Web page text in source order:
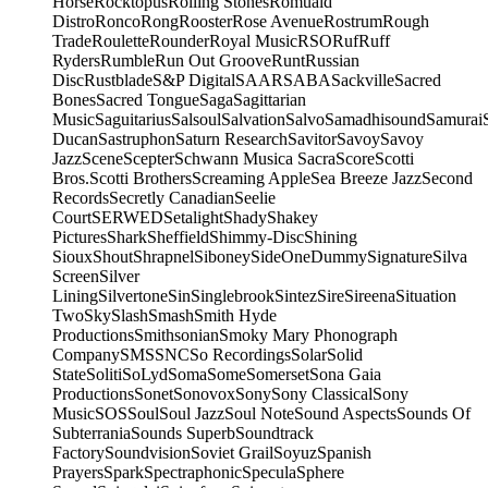
DistroRoncoRongRoosterRose AvenueRostrumRough
TradeRouletteRounderRoyal MusicRSORufRuff
RydersRumbleRun Out GrooveRuntRussian
DiscRustbladeS&P DigitalSAARSABASackvilleSacred
BonesSacred TongueSagaSagittarian
MusicSaguitariusSalsoulSalvationSalvoSamadhisoundSamurai
DucanSastruphonSaturn ResearchSavitorSavoySavoy
JazzSceneScepterSchwann Musica SacraScoreScotti
Bros.Scotti BrothersScreaming AppleSea Breeze JazzSecond
RecordsSecretly CanadianSeelie
CourtSERWEDSetalightShadyShakey
PicturesSharkSheffieldShimmy-DiscShining
SiouxShoutShrapnelSiboneySideOneDummySignatureSilva
ScreenSilver
LiningSilvertoneSinSinglebrookSintezSireSireenaSituation
TwoSkySlashSmashSmith Hyde
ProductionsSmithsonianSmoky Mary Phonograph
CompanySMSSNCSo RecordingsSolarSolid
StateSolitiSoLydSomaSomeSomersetSona Gaia
ProductionsSonetSonovoxSonySony ClassicalSony
MusicSOSSoulSoul JazzSoul NoteSound AspectsSounds Of
SubterraniaSounds SuperbSoundtrack
FactorySoundvisionSoviet GrailSoyuzSpanish
PrayersSparkSpectraphonicSpeculaSphere